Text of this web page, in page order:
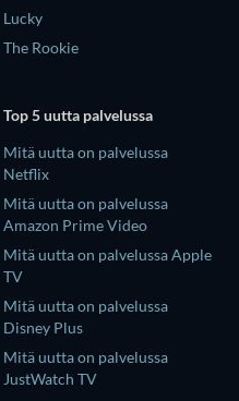
Lucky
The Rookie
Top 5 uutta palvelussa
Mitä uutta on palvelussa
Netflix
Mitä uutta on palvelussa
Amazon Prime Video
Mitä uutta on palvelussa Apple
TV
Mitä uutta on palvelussa
Disney Plus
Mitä uutta on palvelussa
JustWatch TV